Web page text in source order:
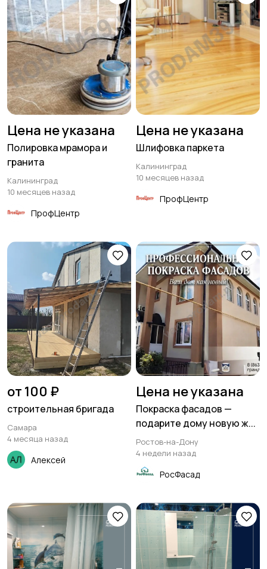
Цена не указана
Полировка мрамора и
гранита
Калининград
10 месяцев назад
ПрофЦентр
Цена не указана
Шлифовка паркета
Калининград
10 месяцев назад
ПрофЦентр
от 100 ₽
строительная бригада
Самара
4 месяца назад
Алексей
Цена не указана
Покраска фасадов —
подарите дому новую ж...
Ростов-на-Дону
4 недели назад
РосФасад